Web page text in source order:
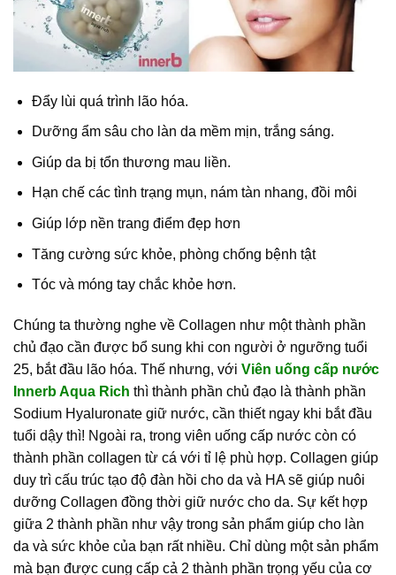
Đẩy lùi quá trình lão hóa.
Dưỡng ẩm sâu cho làn da mềm mịn, trắng sáng.
Giúp da bị tổn thương mau liền.
Hạn chế các tình trạng mụn, nám tàn nhang, đồi môi
Giúp lớp nền trang điểm đẹp hơn
Tăng cường sức khỏe, phòng chống bệnh tật
Tóc và móng tay chắc khỏe hơn.
Chúng ta thường nghe về Collagen như một thành phần
chủ đạo cần được bổ sung khi con người ở ngưỡng tuổi
25, bắt đầu lão hóa. Thế nhưng, với Viên uống cấp nước
Innerb Aqua Rich thì thành phần chủ đạo là thành phần
Sodium Hyaluronate giữ nước, cần thiết ngay khi bắt đầu
tuổi dậy thì! Ngoài ra, trong viên uống cấp nước còn có
thành phần collagen từ cá với tỉ lệ phù hợp. Collagen giúp
duy trì cấu trúc tạo độ đàn hồi cho da và HA sẽ giúp nuôi
dưỡng Collagen đồng thời giữ nước cho da. Sự kết hợp
giữa 2 thành phần như vậy trong sản phẩm giúp cho làn
da và sức khỏe của bạn rất nhiều. Chỉ dùng một sản phẩm
mà bạn được cung cấp cả 2 thành phần trọng yếu của cơ